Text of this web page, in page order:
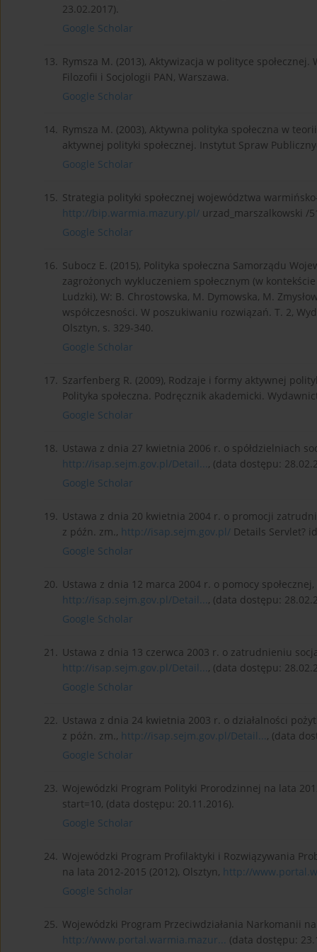
23.02.2017).
Google Scholar
13. Rymsza M. (2013), Aktywizacja w polityce
Filozofii i Socjologii PAN, Warszawa.
Google Scholar
14. Rymsza M. (2003), Aktywna polityka społeczna w
aktywnej polityki społecznej. Instytut Spraw
Google Scholar
15. Strategia polityki społecznej województwa
http://bip.warmia.mazury.pl/ urzad_marszalkowski /
Google Scholar
16. Subocz E. (2015), Polityka społeczna Samorządu
zagrożonych wykluczeniem społecznym (w
Ludzki), W: B. Chrostowska, M. Dymowska, M.
współczesności. W poszukiwaniu rozwiązań. T. 2,
Olsztyn, s. 329-340.
Google Scholar
17. Szarfenberg R. (2009), Rodzaje i formy aktywnej
Polityka społeczna. Podręcznik akademicki.
Google Scholar
18. Ustawa z dnia 27 kwietnia 2006 r. o spółdzielniach
http://isap.sejm.gov.pl/Detail..., (data dostępu:
Google Scholar
19. Ustawa z dnia 20 kwietnia 2004 r. o promocji
z późn. zm., http://isap.sejm.gov.pl/ Details Servlet?
Google Scholar
20. Ustawa z dnia 12 marca 2004 r. o pomocy
http://isap.sejm.gov.pl/Detail..., (data dostępu:
Google Scholar
21. Ustawa z dnia 13 czerwca 2003 r. o zatrudnieniu
http://isap.sejm.gov.pl/Detail..., (data dostępu:
Google Scholar
22. Ustawa z dnia 24 kwietnia 2003 r. o działalności
z późn. zm., http://isap.sejm.gov.pl/Detail..., (data
Google Scholar
23. Wojewódzki Program Polityki Prorodzinnej na lata
start=10, (data dostępu: 20.11.2016).
Google Scholar
24. Wojewódzki Program Profilaktyki i Rozwiązywania
na lata 2012-2015 (2012), Olsztyn, http://
Google Scholar
25. Wojewódzki Program Przeciwdziałania Narkomanii
http://www.portal.warmia.mazur... (data dostępu: